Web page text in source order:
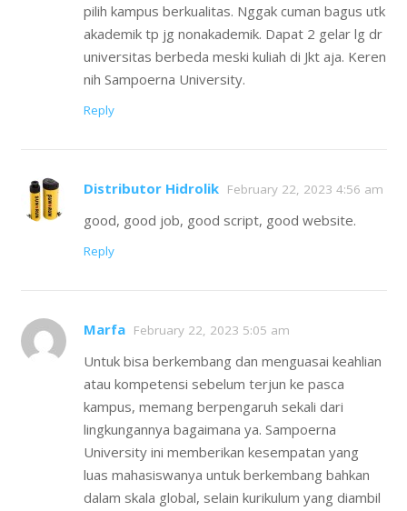
pilih kampus berkualitas. Nggak cuman bagus utk
akademik tp jg nonakademik. Dapat 2 gelar lg dr
universitas berbeda meski kuliah di Jkt aja. Keren
nih Sampoerna University.
Reply
Distributor Hidrolik February 22, 2023 4:56 am
good, good job, good script, good website.
Reply
Marfa February 22, 2023 5:05 am
Untuk bisa berkembang dan menguasai keahlian
atau kompetensi sebelum terjun ke pasca
kampus, memang berpengaruh sekali dari
lingkungannya bagaimana ya. Sampoerna
University ini memberikan kesempatan yang
luas mahasiswanya untuk berkembang bahkan
dalam skala global, selain kurikulum yang diambil